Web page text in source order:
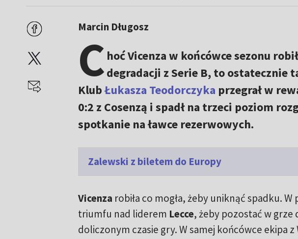
Marcin Długosz
C hoć Vicenza w końcówce sezonu
degradacji z Serie B, to ostatecznie
KlubŁukasza Teodorczyka przegrał w
0:2 z Cosenzą i spadł na trzeci poziom
spotkanie na ławce rezerwowych.
Zalewski z biletem do Europy
Vicenza robiła co mogła, żeby uniknąć spadku.
triumfu nad liderem Lecce, żeby pozostać w grze
doliczonym czasie gry. W samej końcówce ekipa